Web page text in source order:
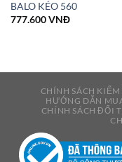
BALO KÉO 560
777.600VNĐ
CHÍNH SÁCH KIỂM
HƯỚNG DẪN
CHÍNH SÁCH ĐỔI